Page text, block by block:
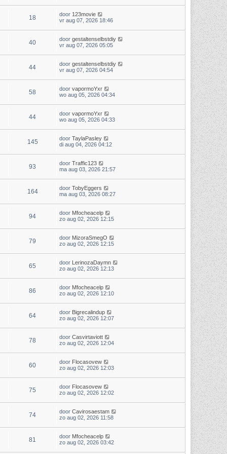
18 door 123movie
vr aug 07, 2026 18:46
40 door gestaltenselbstdiy
vr aug 07, 2026 05:05
44 door gestaltenselbstdiy
vr aug 07, 2026 04:54
58 door vapormoYxr
wo aug 05, 2026 04:34
44 door vapormoYxr
wo aug 05, 2026 04:33
145 door TaylaPasley
di aug 04, 2026 04:12
93 door Traffic123
ma aug 03, 2026 21:57
164 door TobyEggers
ma aug 03, 2026 08:27
94 door Mfocheacelp
zo aug 02, 2026 12:15
79 door MizoraSmegO
zo aug 02, 2026 12:15
65 door LerinozaDaymn
zo aug 02, 2026 12:13
86 door Mfocheacelp
zo aug 02, 2026 12:10
64 door Bigrecalindup
zo aug 02, 2026 12:07
78 door Casvirtaviott
zo aug 02, 2026 12:04
60 door Flocasovew
zo aug 02, 2026 12:03
75 door Flocasovew
zo aug 02, 2026 12:02
74 door Cavirosaestam
zo aug 02, 2026 11:58
81 door Mfocheacelp
zo aug 02, 2026 03:42